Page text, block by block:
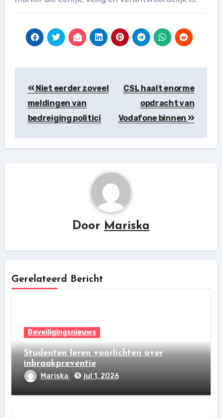
Niet eerder zoveel
meldingen van
bedreiging politici
CSL haalt enorme
opdracht van
Vodafone binnen
Door Mariska
Gerelateerd Bericht
Beveiligingsnieuws
Studenten leren voorlichten over
inbraakpreventie
Mariska jul 1, 2026